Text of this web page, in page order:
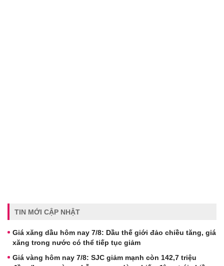
TIN MỚI CẬP NHẬT
Giá xăng dầu hôm nay 7/8: Dầu thế giới đảo chiều tăng, giá
xăng trong nước có thể tiếp tục giảm
Giá vàng hôm nay 7/8: SJC giảm mạnh còn 142,7 triệu